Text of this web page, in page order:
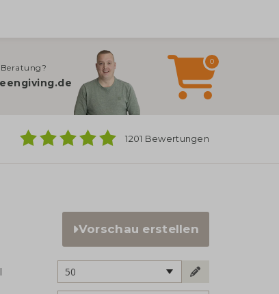
0
1201 Bewertungen
Vorschau erstellen
50